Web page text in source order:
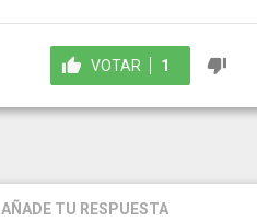
VOTAR 1
AÑADE TU RESPUESTA